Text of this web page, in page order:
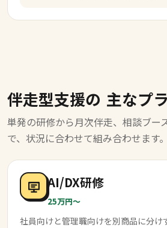
伴走型支援の 主なプ
単発の研修から月次伴走、相談ブー
で、状況に合わせて組み合わせます。
AI/DX研修
25万円〜
社員向けと管理職向けを別商品に分け